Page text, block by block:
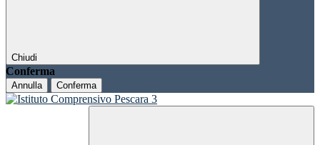
Chiudi
Conferma
Annulla Conferma